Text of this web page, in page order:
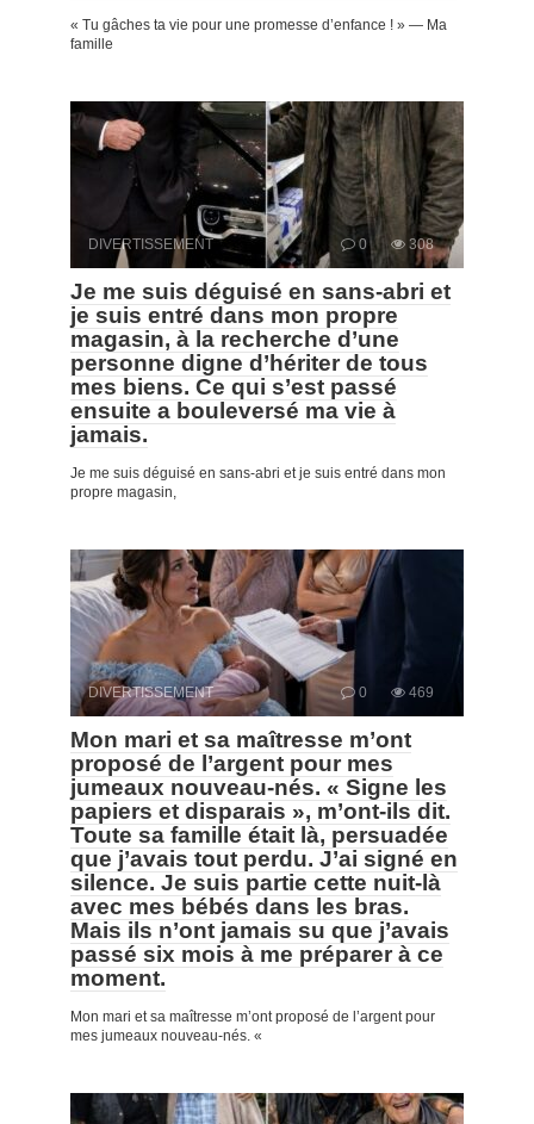
« Tu gâches ta vie pour une promesse d’enfance ! » — Ma
famille
DIVERTISSEMENT 0 308
Je me suis déguisé en sans-abri et
je suis entré dans mon propre
magasin, à la recherche d’une
personne digne d’hériter de tous
mes biens. Ce qui s’est passé
ensuite a bouleversé ma vie à
jamais.
Je me suis déguisé en sans-abri et je suis entré dans mon
propre magasin,
DIVERTISSEMENT 0 469
Mon mari et sa maîtresse m’ont
proposé de l’argent pour mes
jumeaux nouveau-nés. « Signe les
papiers et disparais », m’ont-ils dit.
Toute sa famille était là, persuadée
que j’avais tout perdu. J’ai signé en
silence. Je suis partie cette nuit-là
avec mes bébés dans les bras.
Mais ils n’ont jamais su que j’avais
passé six mois à me préparer à ce
moment.
Mon mari et sa maîtresse m’ont proposé de l’argent pour
mes jumeaux nouveau-nés. «